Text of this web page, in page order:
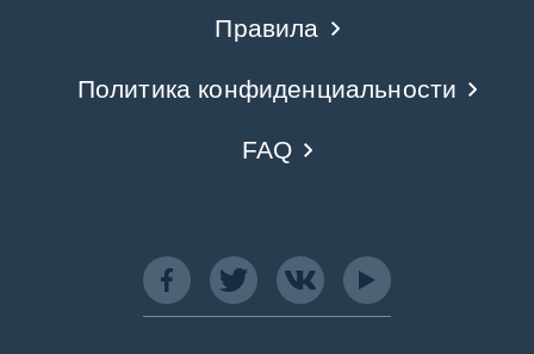
Правила
Политика конфиденциальности
FAQ